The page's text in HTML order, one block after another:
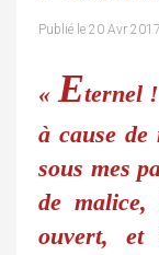
Publié le 20 Avr 2017
«Eternel
à cause de
sous mes
de
ouvert,